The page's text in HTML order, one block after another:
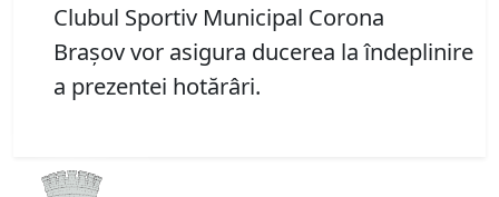
Clubul Sportiv Municipal Corona
Braşov vor asigura ducerea la îndeplinire
a prezentei hotărâri.